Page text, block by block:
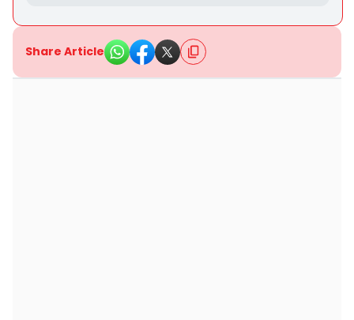
Share Article